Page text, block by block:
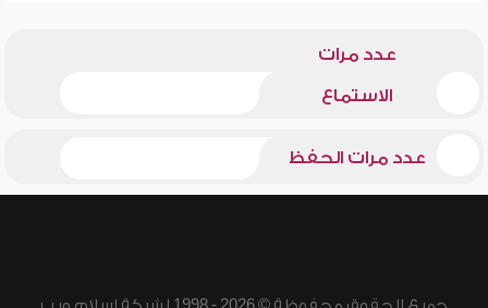
عدد مرات
الاستماع
عدد مرات الحفظ